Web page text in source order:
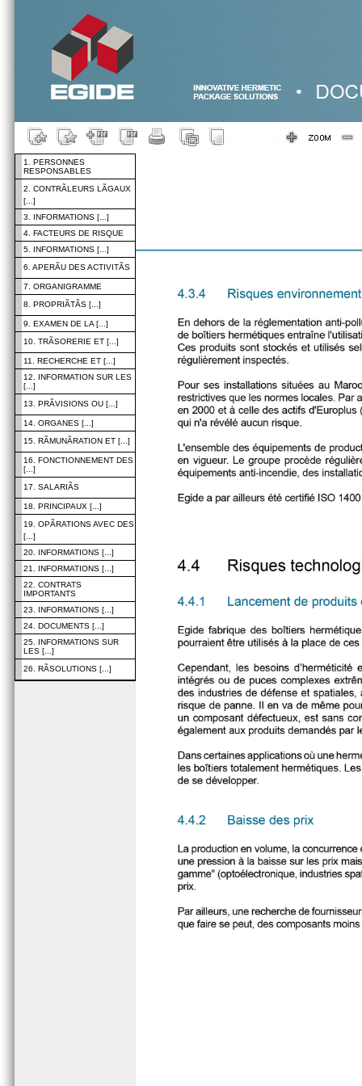
1. PERSONNES
RESPONSABLES
2. CONTRÃLEURS LÃGAUX
[...]
3. INFORMATIONS [...]
4. FACTEURS DE RISQUE
5. INFORMATIONS [...]
6. APERÃU DES ACTIVITÃS
7. ORGANIGRAMME
8. PROPRIÃTÃS [...]
9. EXAMEN DE LA [...]
10. TRÃSORERIE ET [...]
11. RECHERCHE ET [...]
12. INFORMATION SUR LES
[...]
13. PRÃVISIONS OU [...]
14. ORGANES [...]
15. RÃMUNÃRATION ET [...]
16. FONCTIONNEMENT DES
[...]
17. SALARIÃS
18. PRINCIPAUX [...]
19. OPÃRATIONS AVEC DES
[...]
20. INFORMATIONS [...]
21. INFORMATIONS [...]
22. CONTRATS
IMPORTANTS
23. INFORMATIONS [...]
24. DOCUMENTS [...]
25. INFORMATIONS SUR
LES [...]
26. RÃSOLUTIONS [...]